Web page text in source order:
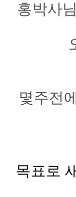
홍박사
몇주전
목표로